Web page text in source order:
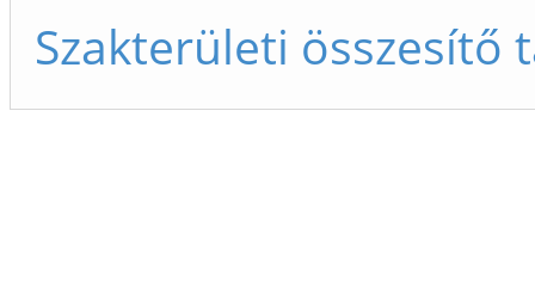
Szakterületi összesítő